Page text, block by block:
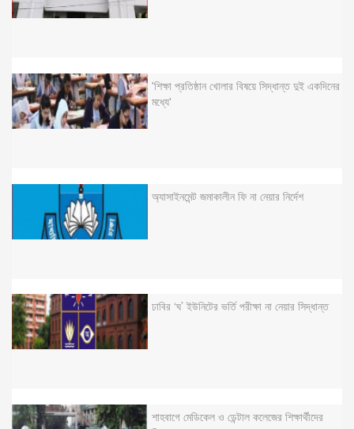
'শিক্ষা প্রতিষ্ঠান খোলার বিষয়ে সিদ্ধান্ত দুই একদিনের
মধ্যে'
অ্যাসাইনমেন্ট জমাকালীন ফি না নেয়ার নির্দেশ
ঢাবির ‘ঘ’ ইউনিটের ভর্তি পরীক্ষা না নেয়ার সিদ্ধান্ত
শাহবাগে মেডিকেল ও ডেন্টাল কলেজের শিক্ষার্থীদের